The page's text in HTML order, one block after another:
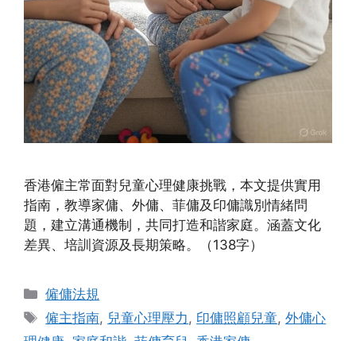
香港僱主常面對兒童心理健康挑戰，本文提供實用
指南，教導家傭、外傭、菲傭及印傭識別情緒問
題，建立溝通機制，共同打造和諧家庭。涵蓋文化
差異、培訓資源及長期策略。（138字）
Categories
僱傭法規
Tags
僱主指南, 兒童心理壓力 , 印傭照顧兒童,外傭心